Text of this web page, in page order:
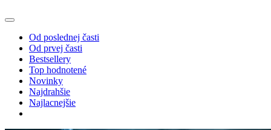
Od poslednej časti
Od prvej časti
Bestsellery
Top hodnotené
Novinky
Najdrahšie
Najlacnejšie